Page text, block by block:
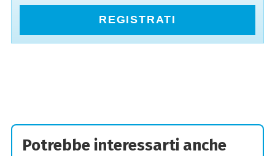
REGISTRATI
Potrebbe interessarti anche